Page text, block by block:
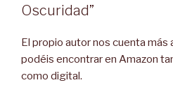
Oscuridad”
El propio autor nos cuenta más
podéis encontrar en Amazon
como digital.